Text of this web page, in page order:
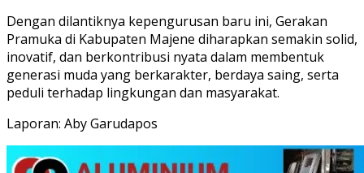
Dengan dilantiknya kepengurusan baru ini, Gerakan
Pramuka di Kabupaten Majene diharapkan semakin solid,
inovatif, dan berkontribusi nyata dalam membentuk
generasi muda yang berkarakter, berdaya saing, serta
peduli terhadap lingkungan dan masyarakat.
Laporan: Aby Garudapos